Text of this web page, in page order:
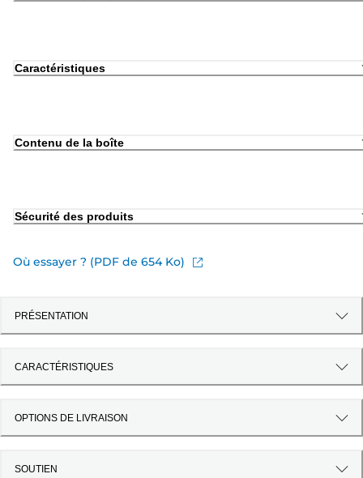
Caractéristiques
Contenu de la boîte
Sécurité des produits
Où essayer ? (PDF de 654 Ko)
PRÉSENTATION
CARACTÉRISTIQUES
OPTIONS DE LIVRAISON
SOUTIEN